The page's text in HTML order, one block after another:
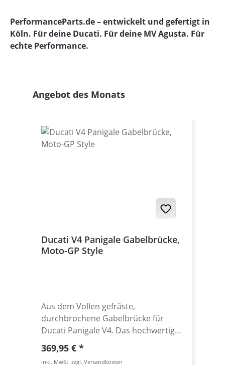
PerformanceParts.de – entwickelt und gefertigt in
Köln. Für deine Ducati. Für deine MV Agusta. Für
echte Performance.
Produktgalerie überspringen
Angebot des Monats
Ducati V4 Panigale Gabelbrücke,
Moto-GP Style
Aus dem Vollen gefräste,
durchbrochene Gabelbrücke für
Ducati Panigale V4. Das hochwertige
Finish und exclusive Design dieser
Performanceparts Gabelbrücke
Regulärer Preis:
369,95 €
inkl. MwSt. zzgl. Versandkosten